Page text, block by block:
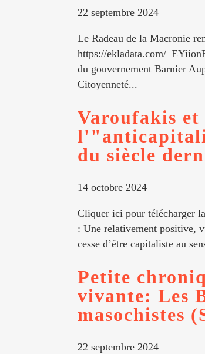
22 septembre 2024
Le Radeau de la Macronie
https://ekladata.com/
du gouvernement Barnier
Citoyenneté...
Varoufakis et
du siècle
14 octobre 2024
Cliquer ici pour télécharger
: Une relativement positive,
cesse d’être capitaliste au
Petite
vivante: Les
masochistes
22 septembre 2024